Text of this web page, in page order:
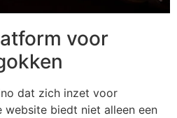
voor
dat zich inzet voor
biedt niet alleen een